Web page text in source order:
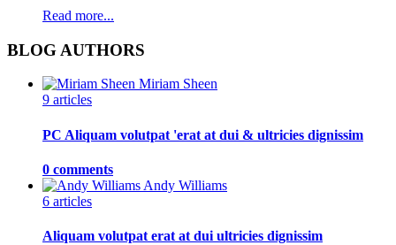
Read more...
BLOG AUTHORS
Miriam Sheen
9 articles
PC Aliquam volutpat 'erat at dui & ultricies dignissim
0 comments
Andy Williams
6 articles
Aliquam volutpat erat at dui ultricies dignissim